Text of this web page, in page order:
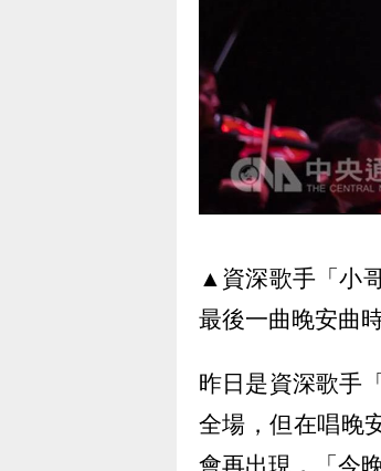
▲資深歌手「小
最後一曲晚安曲
昨日是資深歌手
全場，但在唱晚
會再出現，「今